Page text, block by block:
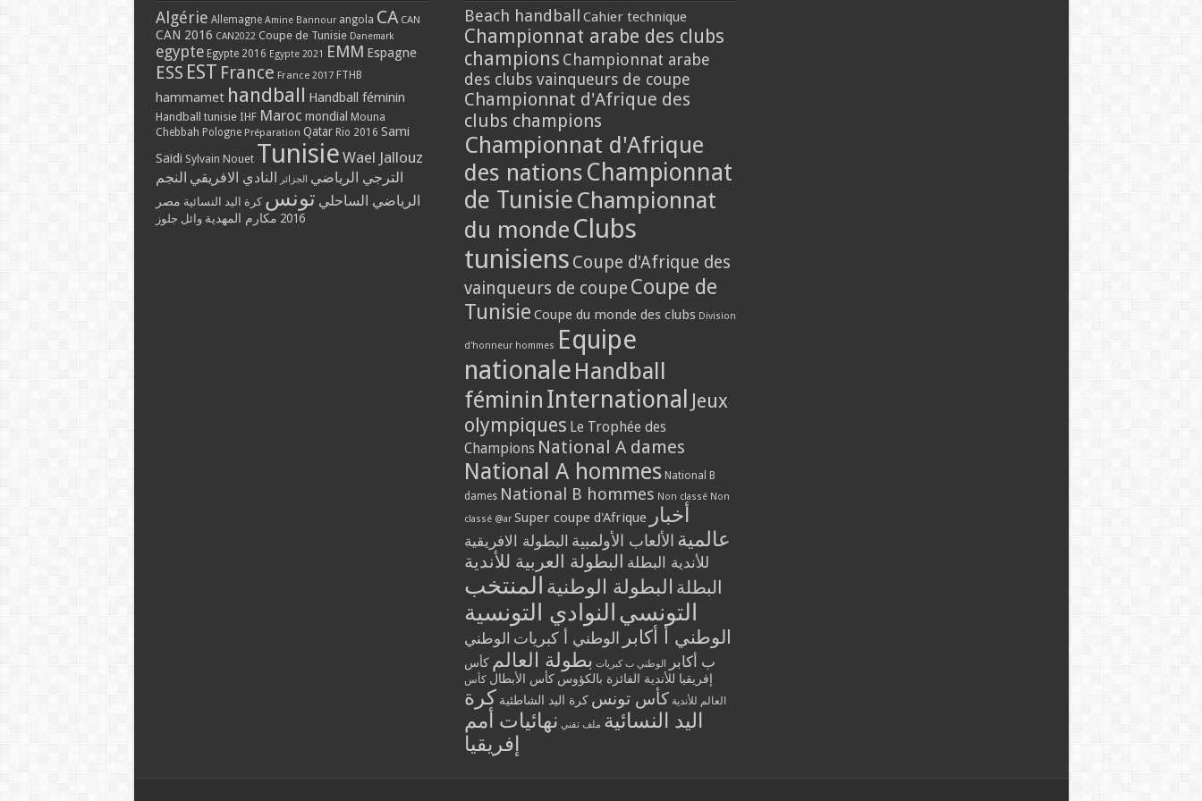
Algérie Allemagne Amine Bannour angola CA CAN
CAN 2016 CAN2022 Coupe de Tunisie Danemark
egypte Egypte 2016 Egypte 2021 EMM Espagne
ESS EST France France 2017 FTHB
hammamet handball Handball féminin
Handball tunisie IHF Maroc mondial Mouna
Chebbah Pologne Préparation Qatar Rio 2016 Sami
Saidi Sylvain Nouet Tunisie Wael Jallouz
الترجي الرياضي الجزائر النادي الافريقي النجم
الرياضي الساحلي تونس كرة اليد النسائية مصر
2016 مكارم المهدية وائل جلوز
Beach handball Cahier technique
Championnat arabe des clubs
champions Championnat arabe
des clubs vainqueurs de coupe
Championnat d'Afrique des
clubs champions
Championnat d'Afrique
des nations Championnat
de Tunisie Championnat
du monde Clubs
tunisiens Coupe d'Afrique des
vainqueurs de coupe Coupe de
Tunisie Coupe du monde des clubs Division
d'honneur hommes Equipe
nationale Handball
féminin International Jeux
olympiques Le Trophée des
Champions National A dames
National A hommes National B
dames National B hommes Non classé Non
classé @ar Super coupe d'Afrique أخبار
عالمية الألعاب الأولمبية البطولة الافريقية
للأندية البطلة البطولة العربية للأندية
البطلة البطولة الوطنية المنتخب
التونسي النوادي التونسية
الوطني أ أكابر الوطني أ كبريات الوطني
ب أكابر
الوطني ب كبريات بطولة العالم كأس
إفريقيا للأندية الفائزة بالكؤوس كأس الأبطال كأس
العالم للأندية كأس تونس كرة اليد الشاطئية كرة
اليد النسائية ملف تقني نهائيات أمم
إفريقيا